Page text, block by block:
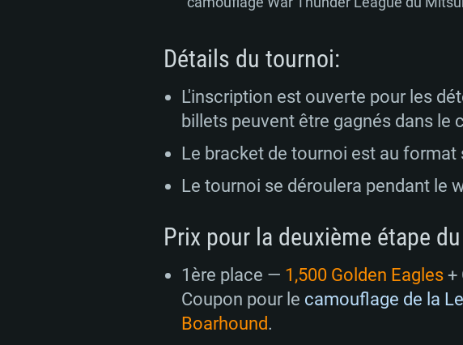
Détails du tournoi:
L'inscription est ouverte pour les
billets peuvent être gagnés dans
Le bracket de tournoi est au
Le tournoi se déroulera pendant le
Prix pour la deuxième étape
1ère place — 1,500 Golden Eagles +
Coupon pour le camouflage de la
Boarhound.